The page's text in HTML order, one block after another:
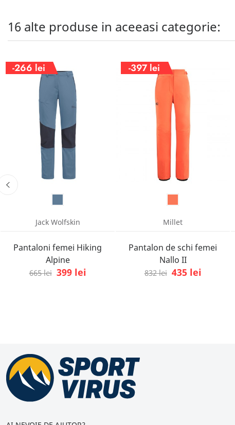
16 alte produse in aceeasi categorie:
-266 lei
Jack Wolfskin
Pantaloni femei Hiking
Alpine
665 lei 399 lei
-397 lei
Millet
Pantalon de schi femei
Nallo II
832 lei 435 lei